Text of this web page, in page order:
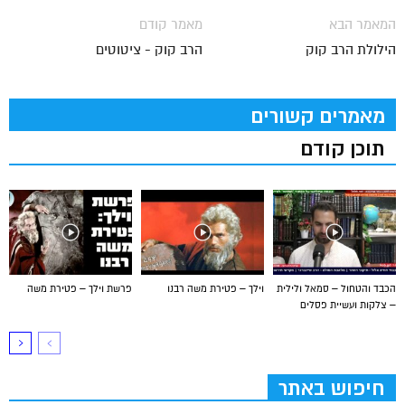
מאמר קודם
הרב קוק - ציטוטים
המאמר הבא
הילולת הרב קוק
מאמרים קשורים
תוכן קודם
פרשת וילך – פטירת משה וילך – פטירת משה רבנו
הכבד והטחול – סמאל ולילית
– צלקות ועשיית פסלים
חיפוש באתר